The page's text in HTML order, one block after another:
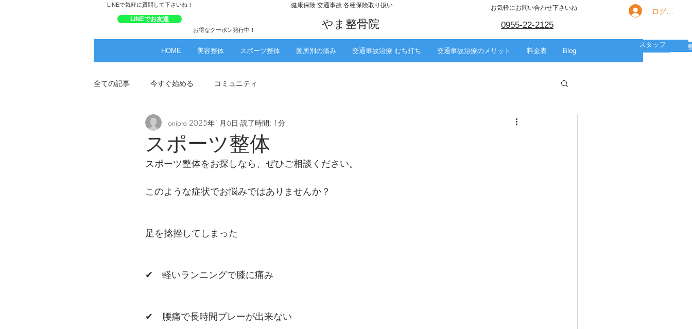
​LINEで気軽に質問して下さいね！
LINEでお友達
お得なクーポン発行中！
​健康保険 交通事故 各種保険取り扱い
​やま整骨院
お気軽にお問い合わせ下さいね
0955-22-2125
ログイン
HOME 美容整体 スポーツ整体 箇所別の痛み 交通事故治療 むち打ち 交通事故治療のメリット 料金表 Blog
スポーツ
美容整体
箇所別の痛み
HOME
スタッフ
全ての記事 今すぐ始める コミュニティ
スポーツ整体
onipta 2025年1月6日 読了時間: 1分
スポーツ整体をお探しなら、ぜひご相談ください。
このような症状でお悩みではありませんか？
足を捻挫してしまった
✔︎　軽いランニングで膝に痛み
✔︎　腰痛で長時間プレーが出来ない